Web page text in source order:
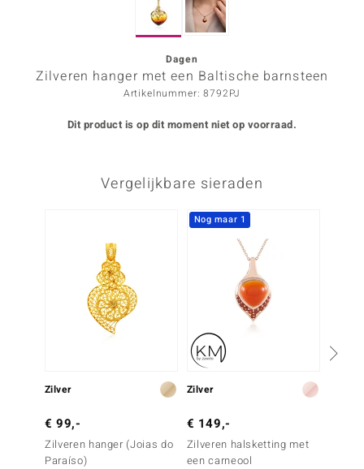
Designs
Dagen
Zilveren hanger met een Baltische barnsteen
Artikelnummer: 8792PJ
Dit product is op dit moment niet op voorraad.
Vergelijkbare sieraden
Zilver
€ 99,-
Zilveren hanger (Joias do
Paraíso)
Nog maar 1
Zilver
€ 149,-
Zilveren halsketting met
een carneool